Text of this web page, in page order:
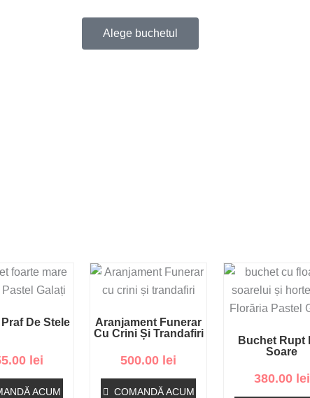
Alege buchetul
De Stele
lei
ACUM
Aranjament Funerar
Cu Crini Și Trandafiri
500.00 lei
COMANDĂ ACUM
Buchet Rupt
Soare
380.00 lei